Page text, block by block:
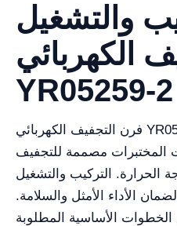
والتشغيل
الكهربائي
YR05259-2
فرن التجفيف الكهربائي YR05259-2 هو قطعة متعددة
المختبرات مصممة للتجفيف
الحرارة. التركيب والتشغيل
الأداء الأمثل والسلامة.
الأساسية المطلوبة